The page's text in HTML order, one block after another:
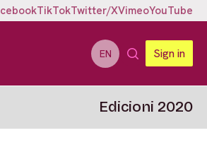
TikTokTwitter/XVimeoYouTube
EN Sign in
Edicioni 2020